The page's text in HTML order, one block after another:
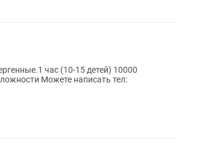
час (10-15 детей) 10000
Можете написать тел: